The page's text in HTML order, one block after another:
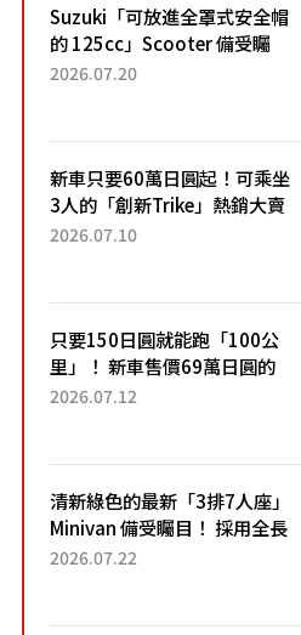
Suzuki「可放進全罩式安全帽
的 125cc」Scooter 備受矚
目！採用全新流線設計與各項
2026.07.20
新車只要60萬日圓起！可乘坐
3人的「創新Trike」熱銷大賣
成為人氣車款！「養車成本真
2026.07.10
只要150日圓就能跑「100公
里」！ 新車售價69萬日圓的
「3人座」Trike大受歡迎！ 順
2026.07.12
清新綠色的最新「3排7人座」
Minivan 備受矚目！ 採用全長
4.7公尺剛剛好的車身尺寸與
2026.07.22